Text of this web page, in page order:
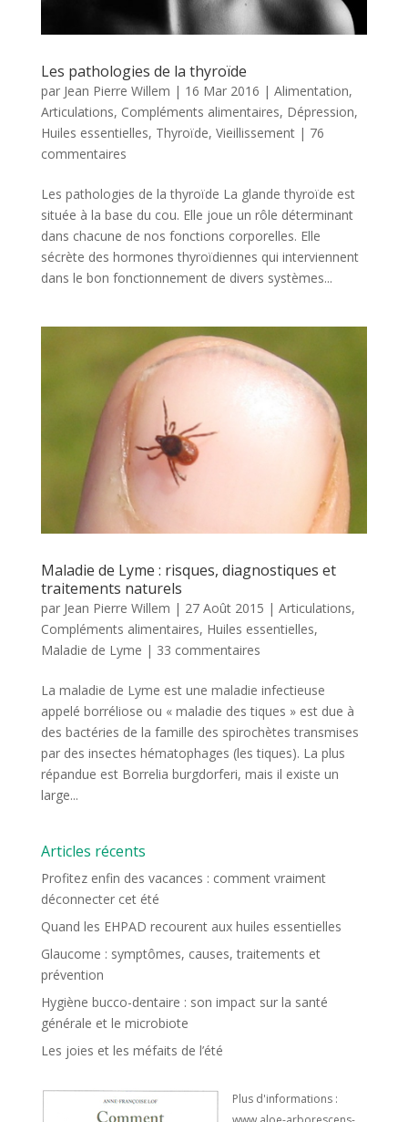
Les pathologies de la thyroïde
par Jean Pierre Willem | 16 Mar 2016 | Alimentation,
Articulations, Compléments alimentaires, Dépression,
Huiles essentielles, Thyroïde, Vieillissement| 76
commentaires
Les pathologies de la thyroïde La glande thyroïde est
située à la base du cou. Elle joue un rôle déterminant
dans chacune de nos fonctions corporelles. Elle
sécrète des hormones thyroïdiennes qui interviennent
dans le bon fonctionnement de divers systèmes...
Maladie de Lyme : risques, diagnostiques et
traitements naturels
par Jean Pierre Willem | 27 Août 2015 | Articulations,
Compléments alimentaires, Huiles essentielles,
Maladie de Lyme | 33 commentaires
La maladie de Lyme est une maladie infectieuse
appelé borréliose ou « maladie des tiques » est due à
des bactéries de la famille des spirochètes transmises
par des insectes hématophages (les tiques). La plus
répandue est Borrelia burgdorferi, mais il existe un
large...
Articles récents
Profitez enfin des vacances : comment vraiment
déconnecter cet été
Quand les EHPAD recourent aux huiles essentielles
Glaucome : symptômes, causes, traitements et
prévention
Hygiène bucco-dentaire : son impact sur la santé
générale et le microbiote
Les joies et les méfaits de l’été
Plus d'informations :